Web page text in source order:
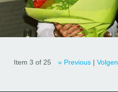
Item 3 of 25 « Previous |